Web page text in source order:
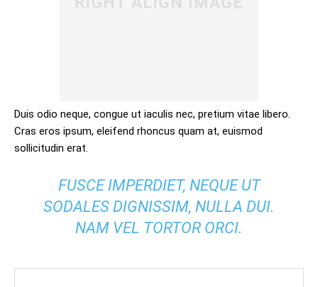
Duis odio neque, congue ut iaculis nec, pretium vitae libero.
Cras eros ipsum, eleifend rhoncus quam at, euismod
sollicitudin erat.
FUSCE IMPERDIET, NEQUE UT
SODALES DIGNISSIM, NULLA DUI.
NAM VEL TORTOR ORCI.